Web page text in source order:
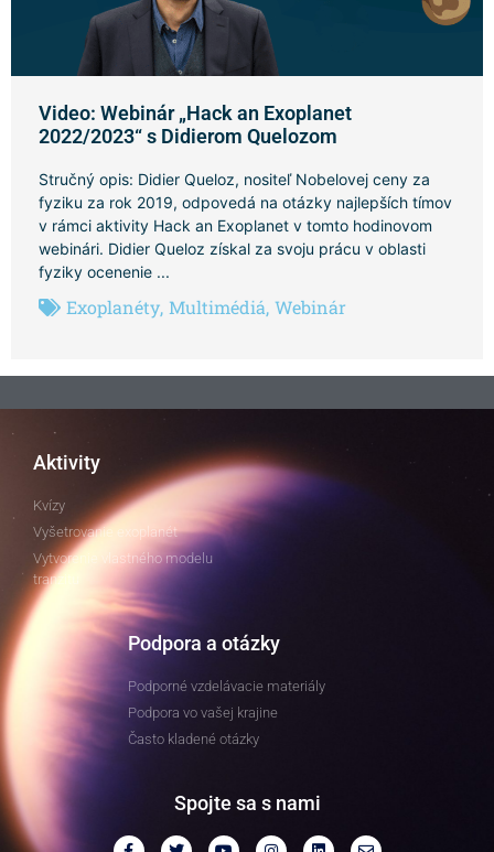
Video: Webinár „Hack an Exoplanet
2022/2023“ s Didierom Quelozom
Stručný opis: Didier Queloz, nositeľ Nobelovej ceny za
fyziku za rok 2019, odpovedá na otázky najlepších tímov
v rámci aktivity Hack an Exoplanet v tomto hodinovom
webinári. Didier Queloz získal za svoju prácu v oblasti
fyziky ocenenie ...
Exoplanéty, Multimédiá, Webinár
Aktivity
Kvízy
Vyšetrovanie exoplanét
Vytvorenie vlastného modelu
tranzitu
Podpora a otázky
Podporné vzdelávacie materiály
Podpora vo vašej krajine
Často kladené otázky
Spojte sa s nami